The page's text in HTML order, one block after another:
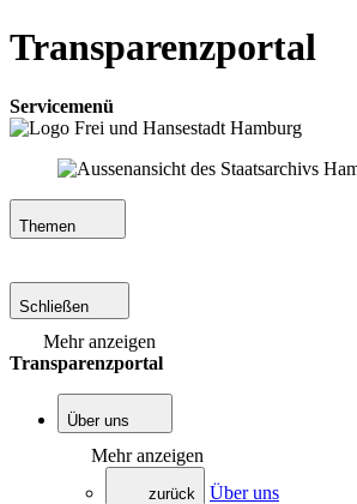
Transparenzportal
Servicemenü
Themen
Schließen
Mehr anzeigen
Transparenzportal
Über uns
Mehr anzeigen
zurück
Über uns